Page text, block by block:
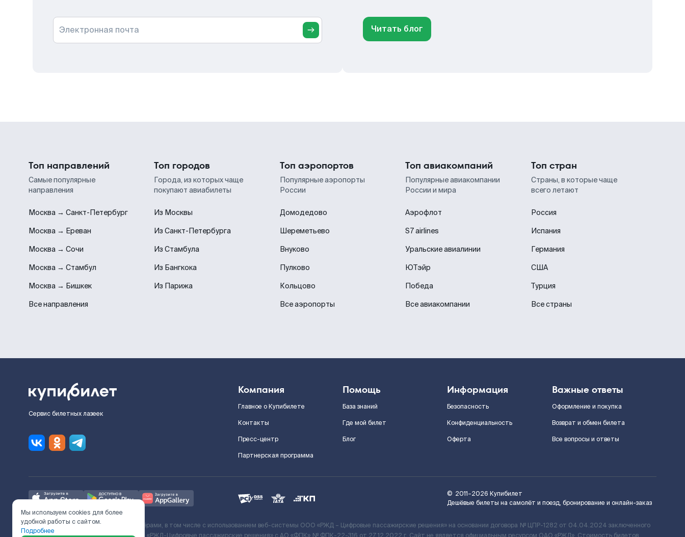
Электронная почта Читать блог
Топ направлений
Самые популярные
направления
Москва → Санкт-Петербург
Москва → Ереван
Москва → Сочи
Москва → Стамбул
Москва → Бишкек
Все направления
Топ городов
Города, из которых чаще
покупают авиабилеты
Из Москвы
Из Санкт-Петербурга
Из Стамбула
Из Бангкока
Из Парижа
Топ аэропортов
Популярные аэропорты
России
Домодедово
Шереметьево
Внуково
Пулково
Кольцово
Все аэропорты
Топ авиакомпаний
Популярные авиакомпании
России и мира
Аэрофлот
S7 airlines
Уральские авиалинии
ЮТэйр
Победа
Все авиакомпании
Топ стран
Страны, в которые чаще
всего летают
Россия
Испания
Германия
США
Турция
Все страны
Сервис билетных лазеек
Компания
Главное о Купибилете
Контакты
Пресс-центр
Партнерская программа
Помощь
База знаний
Где мой билет
Блог
Информация
Безопасность
Конфиденциальность
Оферта
Важные ответы
Оформление и покупка
Возврат и обмен билета
Все вопросы и ответы
© 2011–2026 Купибилет
Дешёвые билеты на самолёт и поезд, бронирование и онлайн-заказ
Ж/Д билеты предоставляются партнёрами, в том числе с использованием веб-системы ООО «РЖД – Цифровые пассажирские решения» на основании договора № ЦПР-1282 от 04.04.2024 заключенного
Мы используем cookies для более
удобной работы с сайтом.
Подробнее